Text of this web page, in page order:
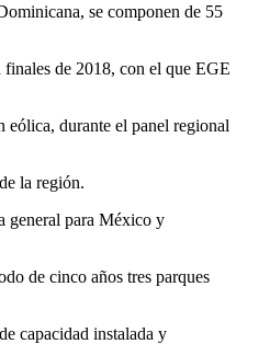
se componen de 55
de 2018, con el que EGE
eólica, durante el panel regional
la región.
general para México y
de cinco años tres parques
capacidad instalada y